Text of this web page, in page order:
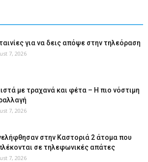
για να δεις απόψε στην τηλεόραση
7, 2026
με τραχανά και φέτα – Η πιο νόστιμη
7, 2026
στην Καστοριά 2 άτομα που
σε τηλεφωνικές απάτες
7, 2026